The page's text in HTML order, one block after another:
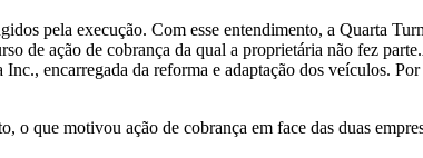
pela execução. Com esse entendimento, a Quarta
de ação de cobrança da qual a proprietária não fez
encarregada da reforma e adaptação dos veículos.
o que motivou ação de cobrança em face das duas